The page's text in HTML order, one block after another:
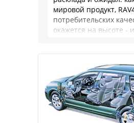
мировой продукт,
потребительских
окажется на высоте - и